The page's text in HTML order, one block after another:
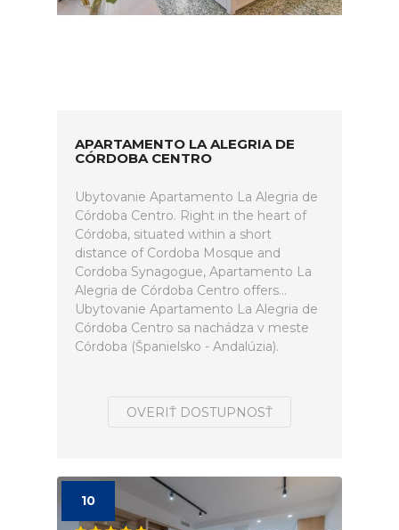
APARTAMENTO LA ALEGRIA DE
CÓRDOBA CENTRO
Ubytovanie Apartamento La Alegria de
Córdoba Centro. Right in the heart of
Córdoba, situated within a short
distance of Cordoba Mosque and
Cordoba Synagogue, Apartamento La
Alegria de Córdoba Centro offers...
Ubytovanie Apartamento La Alegria de
Córdoba Centro sa nachádza v meste
Córdoba (Španielsko - Andalúzia).
OVERIŤ DOSTUPNOSŤ
10